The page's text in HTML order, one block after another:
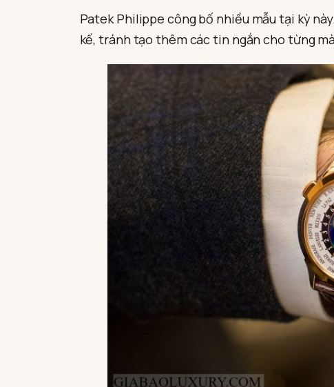
Patek Philippe công bố nhiều mẫu tại kỳ
kế, tránh tạo thêm các tin ngắn cho từng